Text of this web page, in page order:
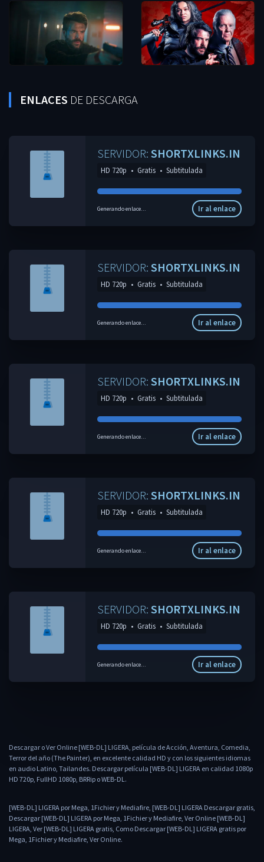
ENLACES DE DESCARGA
SERVIDOR: SHORTXLINKS.IN
HD 720p • Gratis • Subtitulada
Generando enlace... Ir al enlace
SERVIDOR: SHORTXLINKS.IN
HD 720p • Gratis • Subtitulada
Generando enlace... Ir al enlace
SERVIDOR: SHORTXLINKS.IN
HD 720p • Gratis • Subtitulada
Generando enlace... Ir al enlace
SERVIDOR: SHORTXLINKS.IN
HD 720p • Gratis • Subtitulada
Generando enlace... Ir al enlace
SERVIDOR: SHORTXLINKS.IN
HD 720p • Gratis • Subtitulada
Generando enlace... Ir al enlace
Descargar o Ver Online [WEB-DL] LIGERA, película de Acción, Aventura, Comedia,
Terror del año (The Painter), en excelente calidad HD y con los siguientes idiomas
en audio Latino, Tailandes. Descargar película [WEB-DL] LIGERA en calidad 1080p
HD 720p, FullHD 1080p, BRRip o WEB-DL.
[WEB-DL] LIGERA por Mega, 1Fichier y Mediafire, [WEB-DL] LIGERA Descargar gratis,
Descargar [WEB-DL] LIGERA por Mega, 1Fichier y Mediafire, Ver Online [WEB-DL]
LIGERA, Ver [WEB-DL] LIGERA gratis, Como Descargar [WEB-DL] LIGERA gratis por
Mega, 1Fichier y Mediafire, Ver Online.